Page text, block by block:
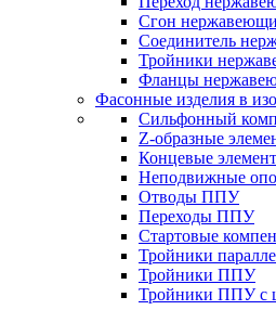
Сгон
Соединитель
Тройники
Фланцы
Фасонные изделия в
Cильфонный
Z-образные
Концевые
Неподвижные
Отводы ППУ
Переходы ППУ
Стартовые
Тройники
Тройники ППУ
Тройники ППУ с